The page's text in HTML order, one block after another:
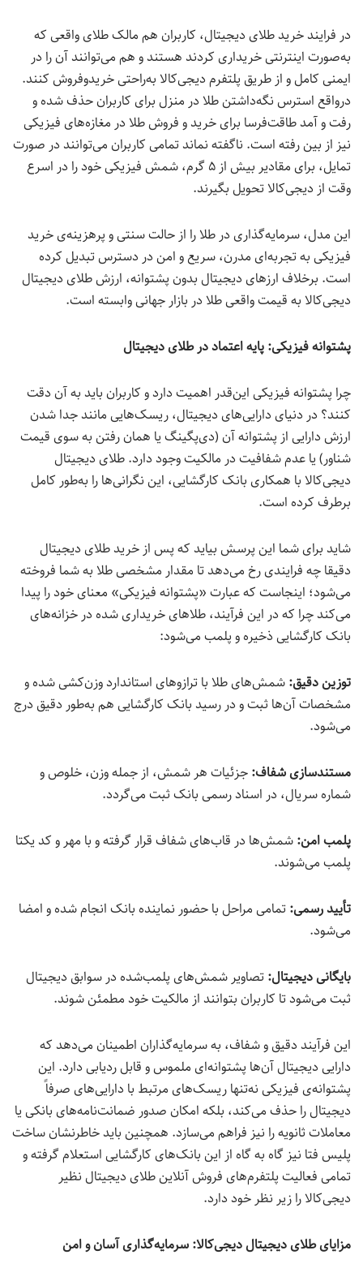
در فرایند خرید طلای دیجیتال، کاربران هم مالک طلای واقعی که
به‌صورت اینترنتی خریداری کردند هستند و هم می‌توانند آن را در
ایمنی کامل و از طریق پلتفرم دیجی‌کالا به‌راحتی خریدوفروش کنند.
درواقع استرس نگه‌داشتن طلا در منزل برای کاربران حذف شده و
رفت و آمد طاقت‌فرسا برای خرید و فروش طلا در مغازه‌های فیزیکی
نیز از بین رفته است. ناگفته نماند تمامی کاربران می‌توانند در صورت
تمایل، برای مقادیر بیش از ۵ گرم، شمش فیزیکی خود را در اسرع
وقت از دیجی‌کالا تحویل بگیرند.
این مدل، سرمایه‌گذاری در طلا را از حالت سنتی و پرهزینه‌ی خرید
فیزیکی به تجربه‌ای مدرن، سریع و امن در دسترس تبدیل کرده
است. برخلاف ارزهای دیجیتال بدون پشتوانه، ارزش طلای دیجیتال
دیجی‌کالا به قیمت واقعی طلا در بازار جهانی وابسته است.
پشتوانه‌ فیزیکی: پایه‌ اعتماد در طلای دیجیتال
چرا پشتوانه‌ فیزیکی این‌قدر اهمیت دارد و کاربران باید به آن دقت
کنند؟ در دنیای دارایی‌های دیجیتال، ریسک‌هایی مانند جدا شدن
ارزش دارایی از پشتوانه‌ آن (دی‌پگینگ یا همان رفتن به سوی قیمت
شناور) یا عدم شفافیت در مالکیت وجود دارد. طلای دیجیتال
دیجی‌کالا با همکاری بانک کارگشایی، این نگرانی‌ها را به‌طور کامل
برطرف کرده است.
شاید برای شما این پرسش بیاید که پس از خرید طلای دیجیتال
دقیقا چه فرایندی رخ می‌دهد تا مقدار مشخصی طلا به شما فروخته
می‌شود؛ اینجاست که عبارت «پشتوانه فیزیکی» معنای خود را پیدا
می‌کند چرا که در این فرآیند، طلاهای خریداری شده در خزانه‌های
بانک کارگشایی ذخیره و پلمب می‌شود:
توزین دقیق: شمش‌های طلا با ترازوهای استاندارد وزن‌کشی شده و
مشخصات آن‌ها ثبت و در رسید بانک کارگشایی هم به‌طور دقیق درج
می‌شود.
مستندسازی شفاف: جزئیات هر شمش، از جمله وزن، خلوص و
شماره سریال، در اسناد رسمی بانک ثبت می‌گردد.
پلمب امن: شمش‌ها در قاب‌های شفاف قرار گرفته و با مهر و کد یکتا
پلمب می‌شوند.
تأیید رسمی: تمامی مراحل با حضور نماینده‌ بانک انجام شده و امضا
می‌شود.
بایگانی دیجیتال: تصاویر شمش‌های پلمب‌شده در سوابق دیجیتال
ثبت می‌شود تا کاربران بتوانند از مالکیت خود مطمئن شوند.
این فرآیند دقیق و شفاف، به سرمایه‌گذاران اطمینان می‌دهد که
دارایی دیجیتال آن‌ها پشتوانه‌ای ملموس و قابل ردیابی دارد. این
پشتوانه‌ی فیزیکی نه‌تنها ریسک‌های مرتبط با دارایی‌های صرفاً
دیجیتال را حذف می‌کند، بلکه امکان صدور ضمانت‌نامه‌های بانکی یا
معاملات ثانویه را نیز فراهم می‌سازد. همچنین باید خاطرنشان ساخت
پلیس فتا نیز گاه به گاه از این بانک‌های کارگشایی استعلام گرفته و
تمامی فعالیت پلتفرم‌های فروش آنلاین طلای دیجیتال نظیر
دیجی‌کالا را زیر نظر خود دارد.
مزایای طلای دیجیتال دیجی‌کالا: سرمایه‌گذاری آسان و امن